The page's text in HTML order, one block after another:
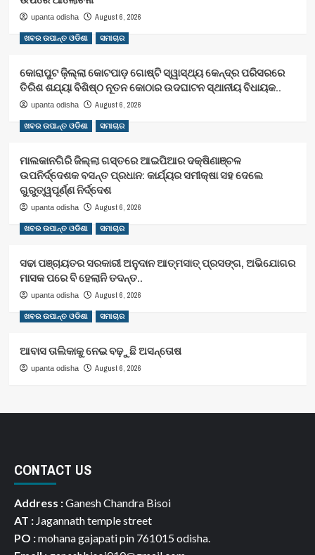
upanta odisha August 6, 2026
ଖବର ଉପାନ୍ତ ଓଡିଶା ସମାଚାର
କୋରାପୁଟ ଜ଼ିଲ୍ଲା କୋଟପାଡ଼ ଗୋଷ୍ଟି ସ୍ୱାସ୍ଥ୍ୟ କେନ୍ଦ୍ର ପରିସରରେ
ତିରିଶ ଶଯ୍ୟା ବିଶିଷ୍ଠ ନୂତନ କୋଠାର ଉଦଘାଟନ ସ୍ଥାନୀୟ ବିଧାୟକ..
upanta odisha August 6, 2026
ଖବର ଉପାନ୍ତ ଓଡିଶା ସମାଚାର
ମାଲକାନଗିରି ଜିଲ୍ଲା ଗସ୍ତରେ ଆଇପିଆର ଦକ୍ଷିଣାଞ୍ଚଳ
ଉପନିର୍ଦ୍ଦେଶକ ବସନ୍ତ ପ୍ରଧାନ: କାର୍ଯ୍ୟର ସମୀକ୍ଷା ସହ ଦେଲେ
ଗୁରୁତ୍ୱପୂର୍ଣ୍ଣ ନିର୍ଦ୍ଦେଶ
upanta odisha August 6, 2026
ଖବର ଉପାନ୍ତ ଓଡିଶା ସମାଚାର
ସଢା ପଞ୍ଚାୟତର ସରକାରୀ ଅନୁଦାନ ଆତ୍ମସାତ୍ ପ୍ରସଙ୍ଗ, ଅଭିଯୋଗର
ମାସକ ପରେ ବି ହେଲାନି ତଦନ୍ତ..
upanta odisha August 6, 2026
ଖବର ଉପାନ୍ତ ଓଡିଶା ସମାଚାର
ଆବାସ ତାଲିକାକୁ ନେଇ ବଢ଼ୁଛି ଅସନ୍ତୋଷ
upanta odisha August 6, 2026
CONTACT US
Address :Ganesh Chandra Bisoi
AT : Jagannath temple street
PO :mohana gajapati pin 761015 odisha.